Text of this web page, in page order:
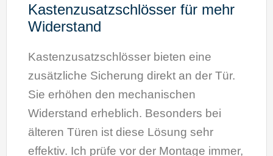
Kastenzusatzschlösser für mehr
Widerstand
Kastenzusatzschlösser bieten eine
zusätzliche Sicherung direkt an der Tür.
Sie erhöhen den mechanischen
Widerstand erheblich. Besonders bei
älteren Türen ist diese Lösung sehr
effektiv. Ich prüfe vor der Montage immer,